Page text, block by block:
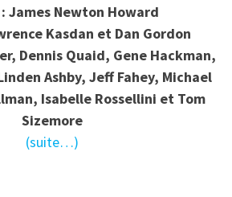
James Newton Howard
Kasdan et Dan Gordon
Dennis Quaid, Gene Hackman,
Ashby, Jeff Fahey, Michael
Isabelle Rossellini et Tom
Sizemore
(suite…)